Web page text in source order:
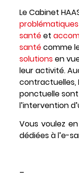
Le Cabinet
santéet
santécomme
solutionsen
leur activité.
contractuelles,
ponctuelle
l’intervention
Vous voulez
dédiées à l’e-